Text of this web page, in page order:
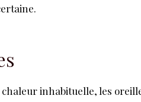
inhabituelle, les